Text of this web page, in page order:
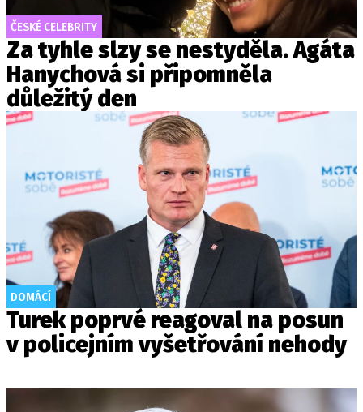
ČESKÉ CELEBRITY
Za tyhle slzy se nestyděla. Agáta
Hanychová si připomněla
důležitý den
DOMÁCÍ
Turek poprvé reagoval na posun
v policejním vyšetřování nehody